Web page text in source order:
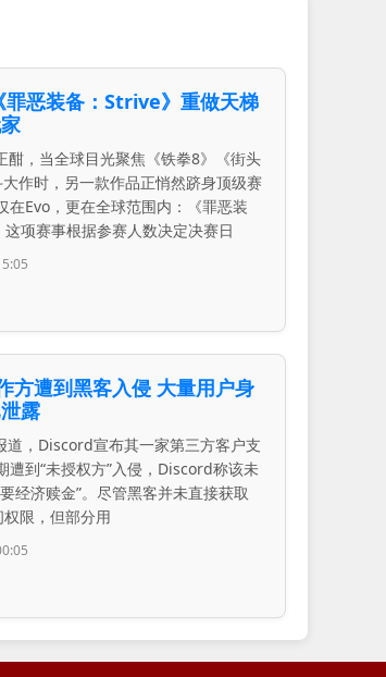
罪恶装备：Strive》重做天梯
酣，当全球目光聚焦《铁拳8》《街头
作时，另一款作品正悄然跻身顶级赛
Evo，更在全球范围内：《罪恶装
项赛事根据参赛人数决定决赛日
方遭到黑客入侵 大量用户身
露
道，Discord宣布其一家第三方客户支
遭到“未授权方”入侵，Discord称该未
经济赎金”。尽管黑客并未直接获取
限，但部分用